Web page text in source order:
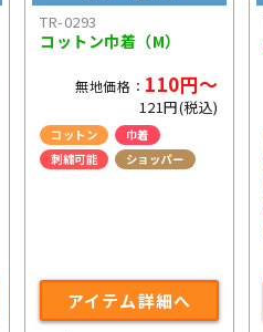
TR-0293
コットン巾着（M）
無地価格： 110円～
121円(税込)
コットン
巾着
刺繍可能
ショッパー
アイテム詳細へ